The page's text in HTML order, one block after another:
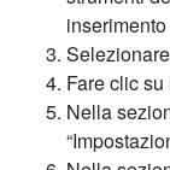
Fare clic
Nella